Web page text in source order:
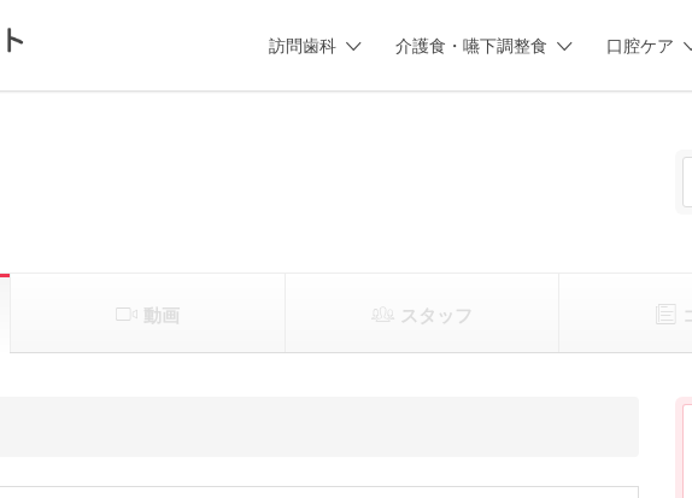
訪問歯科 介護食・嚥下調整食 口腔ケア
動画 スタッフ